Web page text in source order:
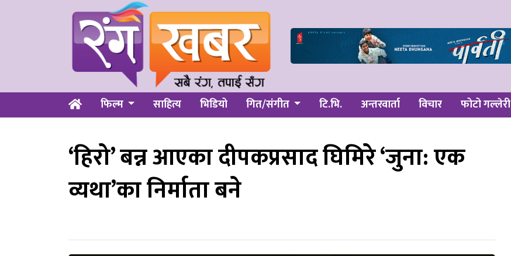
फिल्म साहित्य भिडियो गित/संगीत टि.भि. अन्तरवार्ता विचार फोटो गल्लेरी
‘हिरो’ बन्न आएका दीपकप्रसाद घिमिरे ‘जुना: एक
व्यथा’का निर्माता बने